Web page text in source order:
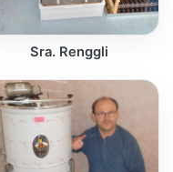
Sra. Renggli